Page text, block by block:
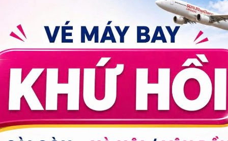
18/09 30/08 17/09 24/09
14.499.000đ Xem chi